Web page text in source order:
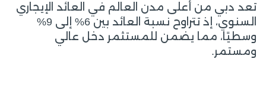
تعد دبي من أعلى مدن العالم في العائد الإيجاري
السنوي، إذ تتراوح نسبة العائد بين 6% إلى 9%
وسطيًا، مما يضمن للمستثمر دخل عالي
ومستمر.